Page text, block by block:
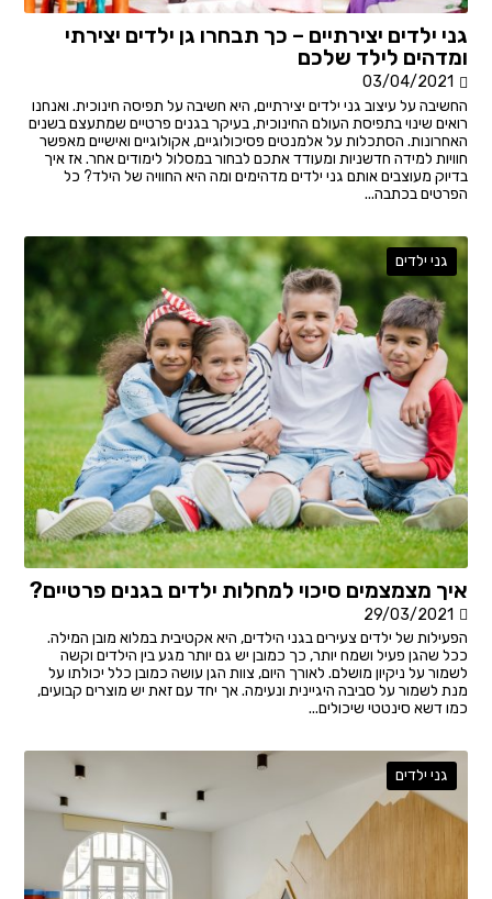
גני ילדים יצירתיים – כך תבחרו גן ילדים יצירתי
ומדהים לילד שלכם
03/04/2021
החשיבה על עיצוב גני ילדים יצירתיים, היא חשיבה על תפיסה חינוכית. ואנחנו
רואים שינוי בתפיסת העולם החינוכית, בעיקר בגנים פרטיים שמתעצם בשנים
האחרונות. הסתכלות על אלמנטים פסיכולוגיים, אקולוגיים ואישיים מאפשר
חוויות למידה חדשניות ומעודד אתכם לבחור במסלול לימודים אחר. אז איך
בדיוק מעוצבים אותם גני ילדים מדהימים ומה היא החוויה של הילד? כל
הפרטים בכתבה...
גני ילדים
איך מצמצמים סיכוי למחלות ילדים בגנים פרטיים?
29/03/2021
הפעילות של ילדים צעירים בגני הילדים, היא אקטיבית במלוא מובן המילה.
ככל שהגן פעיל ושמח יותר, כך כמובן יש גם יותר מגע בין הילדים וקשה
לשמור על ניקיון מושלם. לאורך היום, צוות הגן עושה כמובן כלל יכולתו על
מנת לשמור על סביבה היגיינית ונעימה. אך יחד עם זאת יש מוצרים קבועים,
כמו דשא סינטטי שיכולים...
גני ילדים